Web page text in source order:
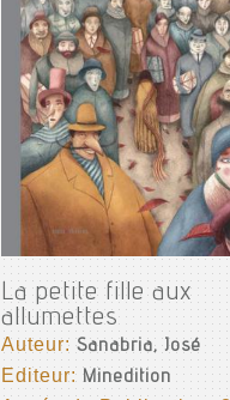
La petite fille aux
allumettes
Auteur:Sanabria, José
Editeur: Minedition